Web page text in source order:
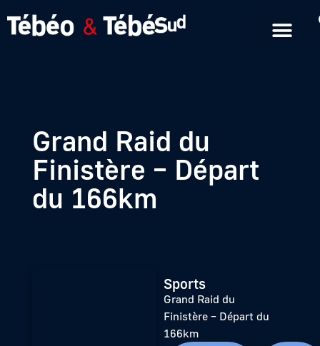
Grand Raid du
Finistère – Départ
du 166km
Sports
Grand Raid du
Finistère – Départ du
166km